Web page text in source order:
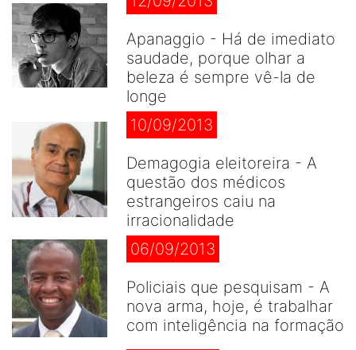
Apanaggio - Há de imediato
saudade, porque olhar a
beleza é sempre vê-la de
longe
10/09/2013
Demagogia eleitoreira - A
questão dos médicos
estrangeiros caiu na
irracionalidade
06/09/2013
Policiais que pesquisam - A
nova arma, hoje, é trabalhar
com inteligência na formação